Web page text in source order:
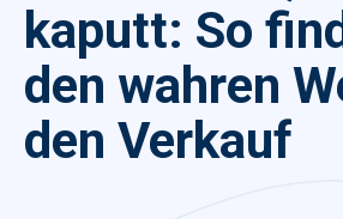
kaputt: So
den wahren
den Verkauf